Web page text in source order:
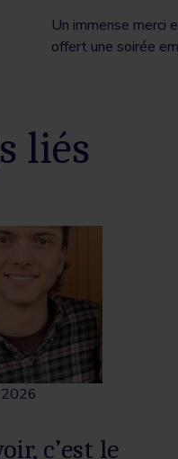
Un immense merci
offert une soirée
liés
c’est le